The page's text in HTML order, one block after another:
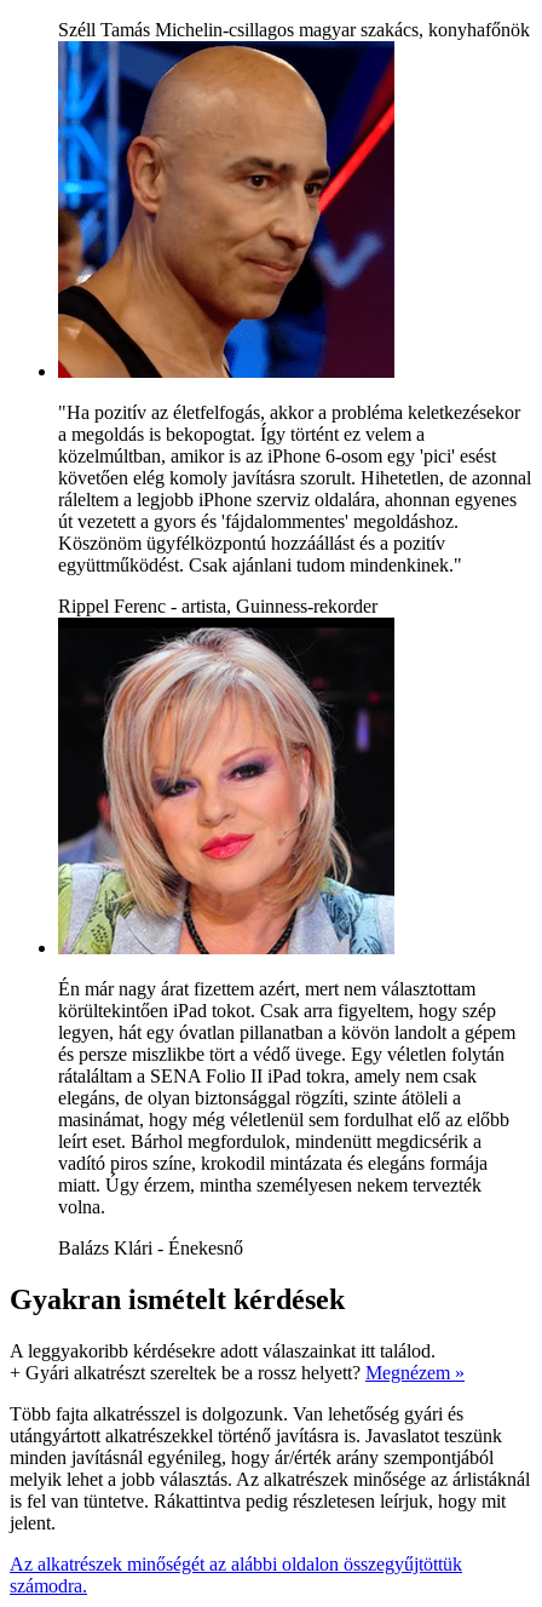
Széll Tamás Michelin-csillagos magyar szakács, konyhafőnök
"Ha pozitív az életfelfogás, akkor a probléma keletkezésekor
a megoldás is bekopogtat. Így történt ez velem a
közelmúltban, amikor is az iPhone 6-osom egy 'pici' esést
követően elég komoly javításra szorult. Hihetetlen, de azonnal
ráleltem a legjobb iPhone szerviz oldalára, ahonnan egyenes
út vezetett a gyors és 'fájdalommentes' megoldáshoz.
Köszönöm ügyfélközpontú hozzáállást és a pozitív
együttműködést. Csak ajánlani tudom mindenkinek."
Rippel Ferenc - artista, Guinness-rekorder
Én már nagy árat fizettem azért, mert nem választottam
körültekintően iPad tokot. Csak arra figyeltem, hogy szép
legyen, hát egy óvatlan pillanatban a kövön landolt a gépem
és persze miszlikbe tört a védő üvege. Egy véletlen folytán
rátaláltam a SENA Folio II iPad tokra, amely nem csak
elegáns, de olyan biztonsággal rögzíti, szinte átöleli a
masinámat, hogy még véletlenül sem fordulhat elő az előbb
leírt eset. Bárhol megfordulok, mindenütt megdicsérik a
vadító piros színe, krokodil mintázata és elegáns formája
miatt. Úgy érzem, mintha személyesen nekem tervezték
volna.
Balázs Klári - Énekesnő
Gyakran ismételt kérdések
A leggyakoribb kérdésekre adott válaszainkat itt találod.
+ Gyári alkatrészt szereltek be a rossz helyett? Megnézem »
Több fajta alkatrésszel is dolgozunk. Van lehetőség gyári és
utángyártott alkatrészekkel történő javításra is. Javaslatot teszünk
minden javításnál egyénileg, hogy ár/érték arány szempontjából
melyik lehet a jobb választás. Az alkatrészek minősége az árlistáknál
is fel van tüntetve. Rákattintva pedig részletesen leírjuk, hogy mit
jelent.
Az alkatrészek minőségét az alábbi oldalon összegyűjtöttük
számodra.